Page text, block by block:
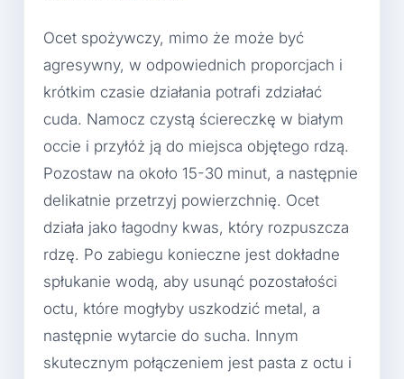
Ocet spożywczy, mimo że może być
agresywny, w odpowiednich proporcjach i
krótkim czasie działania potrafi zdziałać
cuda. Namocz czystą ściereczkę w białym
occie i przyłóż ją do miejsca objętego rdzą.
Pozostaw na około 15-30 minut, a następnie
delikatnie przetrzyj powierzchnię. Ocet
działa jako łagodny kwas, który rozpuszcza
rdzę. Po zabiegu konieczne jest dokładne
spłukanie wodą, aby usunąć pozostałości
octu, które mogłyby uszkodzić metal, a
następnie wytarcie do sucha. Innym
skutecznym połączeniem jest pasta z octu i